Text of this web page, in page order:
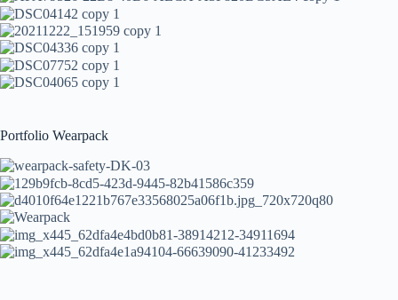
Portfolio Wearpack